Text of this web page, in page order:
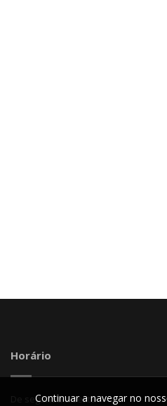
Horário
De segunda a sexta
Continuar a navegar no